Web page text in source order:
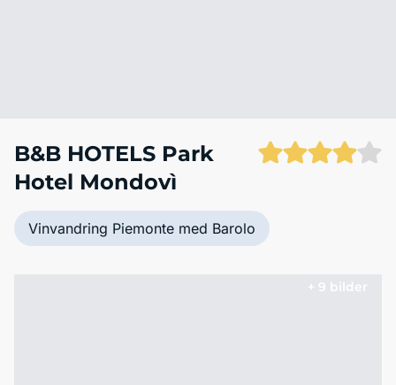
B&B HOTELS Park
Hotel Mondovì
Vinvandring Piemonte med Barolo
+ 9 bilder